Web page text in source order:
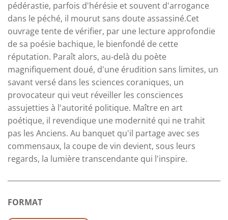
pédérastie, parfois d'hérésie et souvent d'arrogance
dans le péché, il mourut sans doute assassiné.Cet
ouvrage tente de vérifier, par une lecture approfondie
de sa poésie bachique, le bienfondé de cette
réputation. Paraît alors, au-delà du poète
magnifiquement doué, d'une érudition sans limites, un
savant versé dans les sciences coraniques, un
provocateur qui veut réveiller les consciences
assujetties à l'autorité politique. Maître en art
poétique, il revendique une modernité qui ne trahit
pas les Anciens. Au banquet qu'il partage avec ses
commensaux, la coupe de vin devient, sous leurs
regards, la lumière transcendante qui l'inspire.
FORMAT